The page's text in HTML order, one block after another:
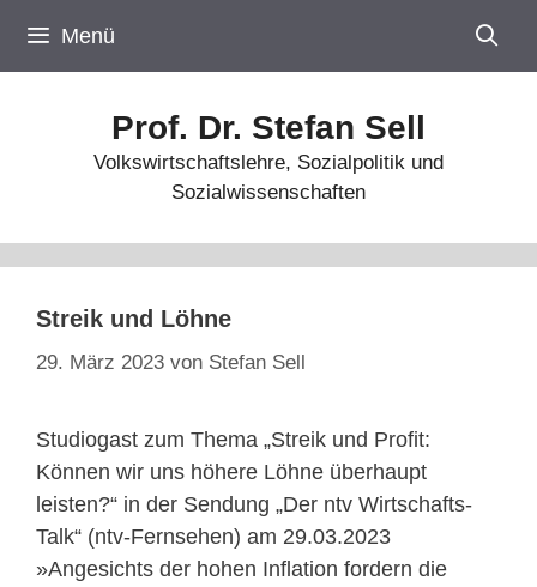
Inhalt
springen
Menü
Prof. Dr. Stefan Sell
Volkswirtschaftslehre, Sozialpolitik und
Sozialwissenschaften
Streik und Löhne
29. März 2023 von Stefan Sell
Studiogast zum Thema „Streik und Profit:
Können wir uns höhere Löhne überhaupt
leisten?“ in der Sendung „Der ntv Wirtschafts-
Talk“ (ntv-Fernsehen) am 29.03.2023
»Angesichts der hohen Inflation fordern die